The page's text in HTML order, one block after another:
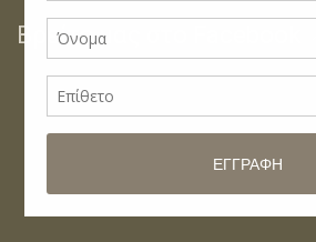
Βρείτε μας στο Facebook